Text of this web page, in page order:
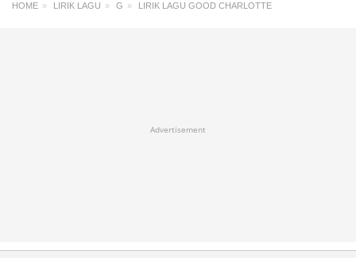
HOME LIRIK LAGU G LIRIK LAGU GOOD CHARLOTTE
Advertisement